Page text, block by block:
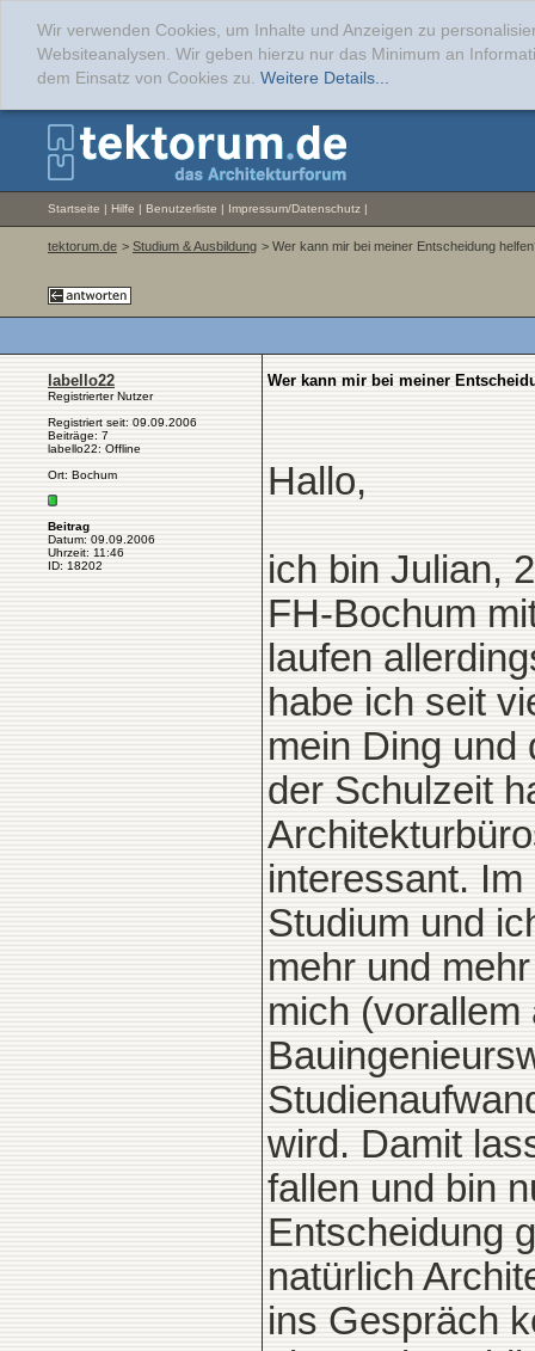
Wir verwenden Cookies, um Inhalte und Anzeigen zu
Websiteanalysen. Wir geben hierzu nur das Minimum an
dem Einsatz von Cookies zu. Weitere Details...
Startseite | Hilfe | Benutzerliste | Impressum/Datenschutz |
tektorum.de > Studium & Ausbildung > Wer kann mir bei meiner Entscheidung
labello22
Registrierter Nutzer
Registriert seit: 09.09.2006
Beiträge: 7
labello22: Offline
Ort: Bochum
Beitrag
Datum: 09.09.2006
Uhrzeit: 11:46
ID: 18202
Wer kann mir bei meiner
Hallo,
ich bin Julian,
FH-Bochum
laufen
habe ich seit
mein Ding und
der Schulzeit
interessant.
Studium und
mehr und
mich
wird. Damit
fallen und bin
Entscheidung
natürlich
ins Gespräch